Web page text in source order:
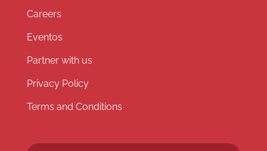
Careers
Eventos
Partner with us
Privacy Policy
Terms and Conditions